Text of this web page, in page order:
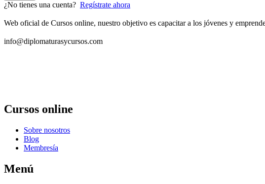
¿No tienes una cuenta? Regístrate ahora
Web oficial de Cursos online, nuestro objetivo es capacitar a los jóvenes y
info@diplomaturasycursos.com
Cursos online
Sobre nosotros
Blog
Membresía
Menú